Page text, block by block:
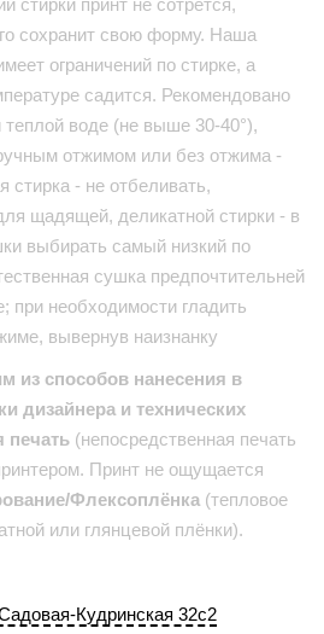
сохранит свою форму. Наша
ограничений по стирке, а
садится. Рекомендовано
теплой воде (не выше 30-40°),
отжимом или без отжима -
стирка - не отбеливать,
щадящей, деликатной стирки - в
выбирать самый низкий по
сушка предпочтительней
при необходимости гладить
вывернув наизнанку
из способов нанесения в
дизайнера и технических
печать (непосредственная печать
Принт не ощущается
Флексоплёнка (тепловое
или глянцевой плёнки).
Кудринская 32с2